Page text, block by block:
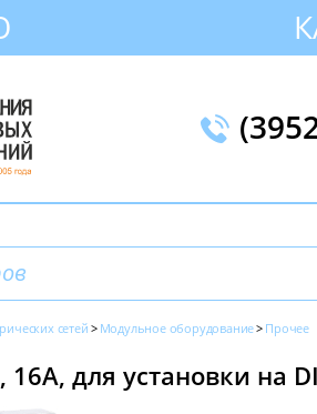
сетей Модульное оборудование Прочее
16А, для установки на